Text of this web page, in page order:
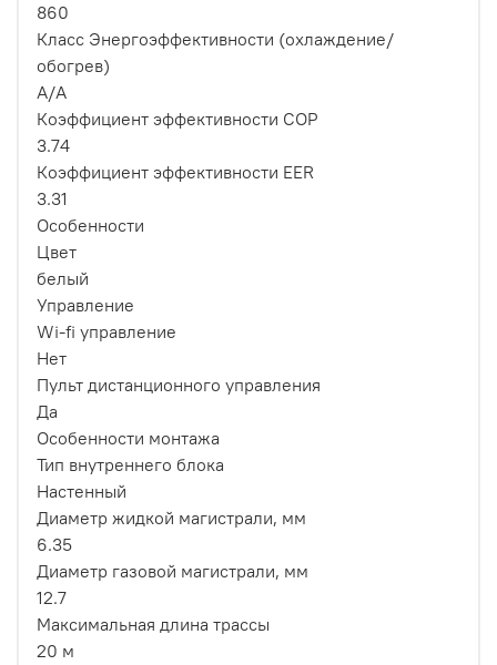
860
Класс Энергоэффективности (охлаждение/
обогрев)
A/A
Коэффициент эффективности COP
3.74
Коэффициент эффективности EER
3.31
Особенности
Цвет
белый
Управление
Wi-fi управление
Нет
Пульт дистанционного управления
Да
Особенности монтажа
Тип внутреннего блока
Настенный
Диаметр жидкой магистрали, мм
6.35
Диаметр газовой магистрали, мм
12.7
Максимальная длина трассы
20 м